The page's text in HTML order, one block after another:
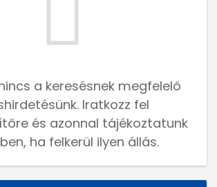
a keresésnek megfelelő
Iratkozz fel
és azonnal tájékoztatunk
ha felkerül ilyen állás.